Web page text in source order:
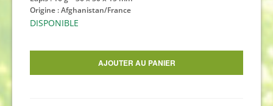
Origine : Afghanistan/France
DISPONIBLE
AJOUTER AU PANIER